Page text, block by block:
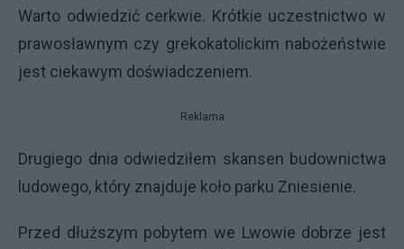
Warto odwiedzić cerkwie. Krótkie uczestnictwo w
prawosławnym czy grekokatolickim nabożeństwie
jest ciekawym doświadczeniem.
Reklama
Drugiego dnia odwiedziłem skansen budownictwa
ludowego, który znajduje koło parku Zniesienie.
Przed dłuższym pobytem we Lwowie dobrze jest